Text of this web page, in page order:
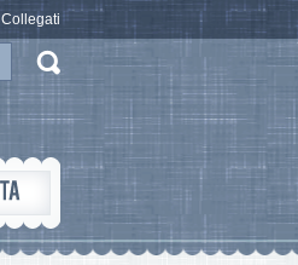
Collegati